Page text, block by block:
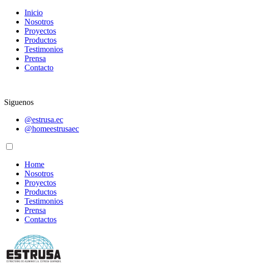
Inicio
Nosotros
Proyectos
Productos
Testimonios
Prensa
Contacto
Siguenos
@estrusa.ec
@homeestrusaec
Home
Nosotros
Proyectos
Productos
Testimonios
Prensa
Contactos